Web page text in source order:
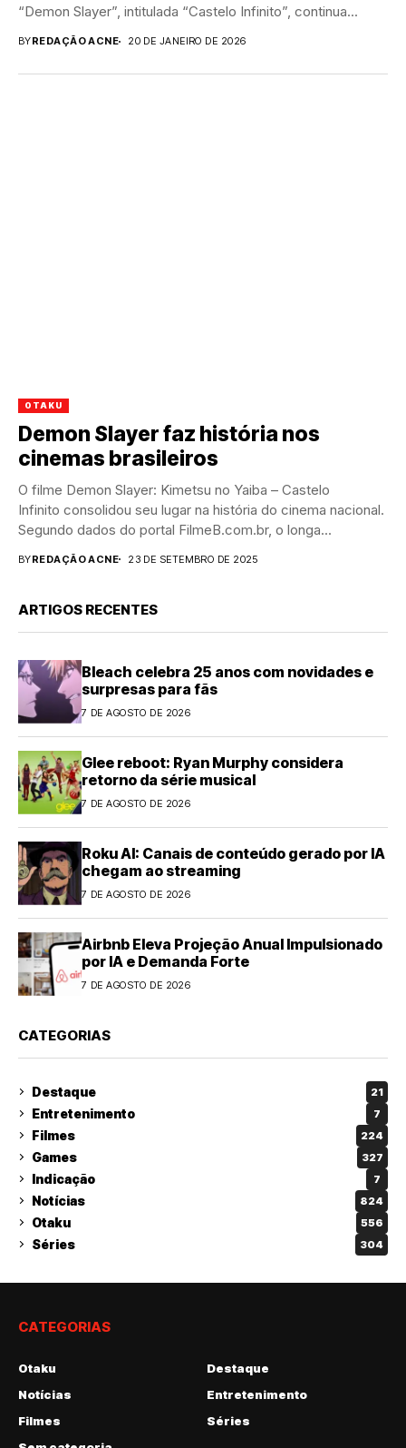
“Demon Slayer”, intitulada “Castelo Infinito”, continua...
BYREDAÇÃO ACNE 20 DE JANEIRO DE 2026
OTAKU
Demon Slayer faz história nos
cinemas brasileiros
O filme Demon Slayer: Kimetsu no Yaiba – Castelo
Infinito consolidou seu lugar na história do cinema nacional.
Segundo dados do portal FilmeB.com.br, o longa...
BYREDAÇÃO ACNE 23 DE SETEMBRO DE 2025
ARTIGOS RECENTES
Bleach celebra 25 anos com novidades e
surpresas para fãs
7 DE AGOSTO DE 2026
Glee reboot: Ryan Murphy considera
retorno da série musical
7 DE AGOSTO DE 2026
Roku AI: Canais de conteúdo gerado por IA
chegam ao streaming
7 DE AGOSTO DE 2026
Airbnb Eleva Projeção Anual Impulsionado
por IA e Demanda Forte
7 DE AGOSTO DE 2026
CATEGORIAS
Destaque 21
Entretenimento 7
Filmes 224
Games 327
Indicação 7
Notícias 824
Otaku 556
Séries 304
CATEGORIAS
Otaku
Destaque
Notícias
Entretenimento
Filmes
Séries